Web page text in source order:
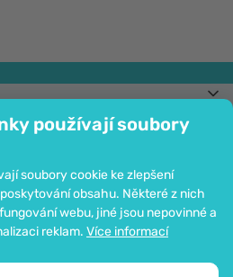
používají soubory
soubory cookie ke zlepšení
obsahu. Některé z nich
webu, jiné jsou nepovinné a
reklam. Více informací
osobních údajů zaručena pomocí šifrování